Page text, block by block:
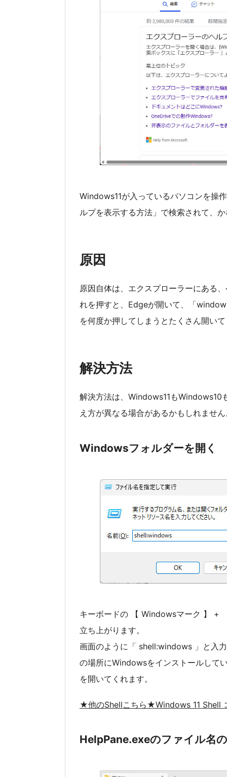
Windows11が入っているパソコンを操
ルプを表示する方法」で検索されて、
原因
原因自体は、エクスプローラーにある
れを押すと、Edgeが開いて、「
を何度か押してしまうとたくさん開い
解決方法
解決方法は、Windows11もWindows10
え方が異なる場合があるかもしれませ
Windowsフォルダーを開く
キーボードの 【 Windowsマーク 】 +
立ち上がります。
画面のように「 shell:windows 」と入
の場所にWindowsをインストールして
を開いてくれます。
★他のShellこちら★Windows 11 Shell
HelpPane.exeのファイル名